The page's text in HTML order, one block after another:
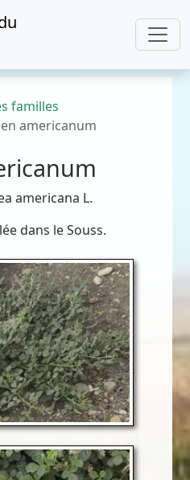
familles
americanum
americana L.
dans le Souss.